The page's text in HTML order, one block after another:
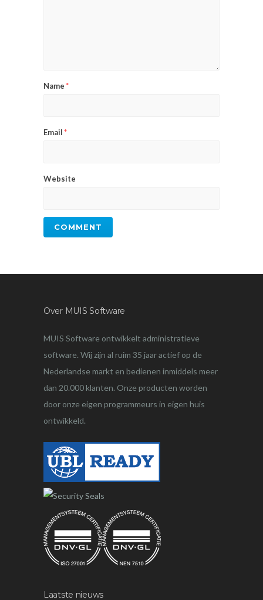
Name*
Email*
Website
Over MUIS Software
MUIS Software ontwikkelt administratieve
software. Wij zijn al ruim 35 jaar actief op de
Nederlandse markt en bedienen inmiddels meer
dan 20.000 klanten. Onze producten worden
door onze eigen programmeurs in eigen huis
ontwikkeld.
Laatste nieuws